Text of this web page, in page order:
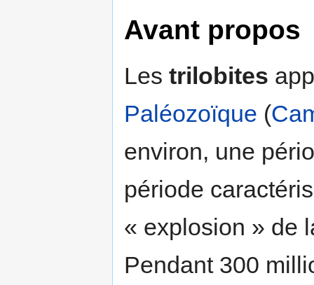
Avant propos
Les trilobites
Paléozoïque (
environ, une
période
« explosion » de
Pendant 300